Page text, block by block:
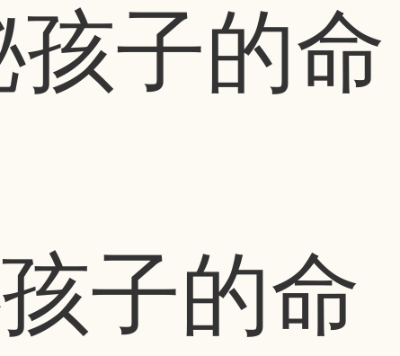
子的命
子的命